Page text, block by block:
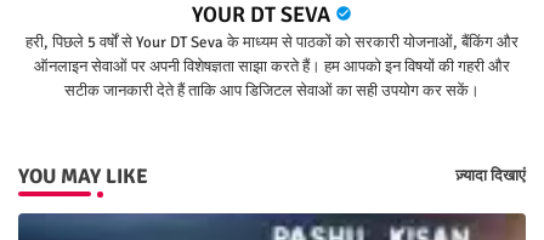
YOUR DT SEVA
हरी, पिछले 5 वर्षों से Your DT Seva के माध्यम से पाठकों को सरकारी योजनाओं, बैंकिंग और
ऑनलाइन सेवाओं पर अपनी विशेषज्ञता साझा करते हैं। हम आपको इन विषयों की गहरी और
सटीक जानकारी देते हैं ताकि आप डिजिटल सेवाओं का सही उपयोग कर सकें।
YOU MAY LIKE ज़्यादा दिखाएं